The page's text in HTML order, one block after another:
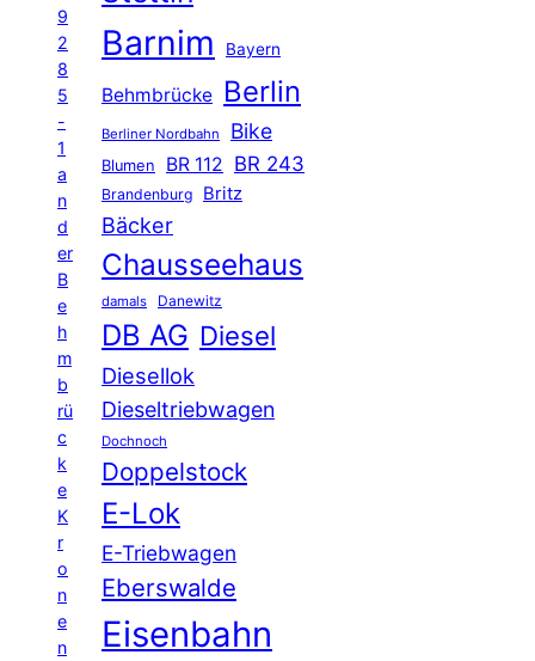
9
2
8
5
-
1
a
n
d
er
B
e
h
m
b
rü
c
k
e
K
r
o
n
e
n
Barnim Bayern
Behmbrücke Berlin
Berliner Nordbahn Bike
Blumen BR 112 BR 243
Brandenburg Britz
Bäcker
Chausseehaus
damals Danewitz
DB AG Diesel
Diesellok
Dieseltriebwagen
Dochnoch
Doppelstock
E-Lok
E-Triebwagen
Eberswalde
Eisenbahn